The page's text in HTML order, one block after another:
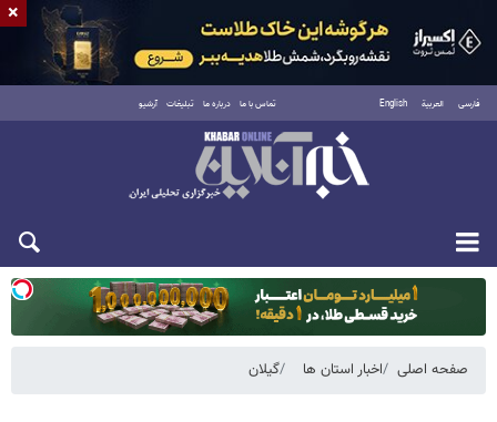
فارسی العربية English تماس با ما درباره ما تبلیغات آرشیو
یکشنبه ۱۸ مرداد ۱۴۰۵
صفحه اصلی اخبار استان ها گیلان
×